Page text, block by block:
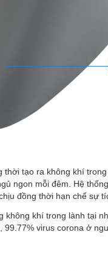
tạo ra không khí
ngon mỗi đêm. Hệ
đồng thời hạn chế sự
khí trong lành tại
virus corona ở